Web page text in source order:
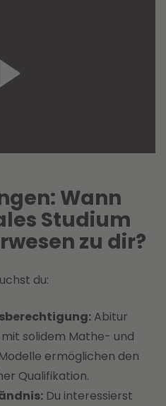
Wann
Studium
zu dir?
du:
Abitur
solidem Mathe- und
ermöglichen den
Qualifikation.
Du interessierst